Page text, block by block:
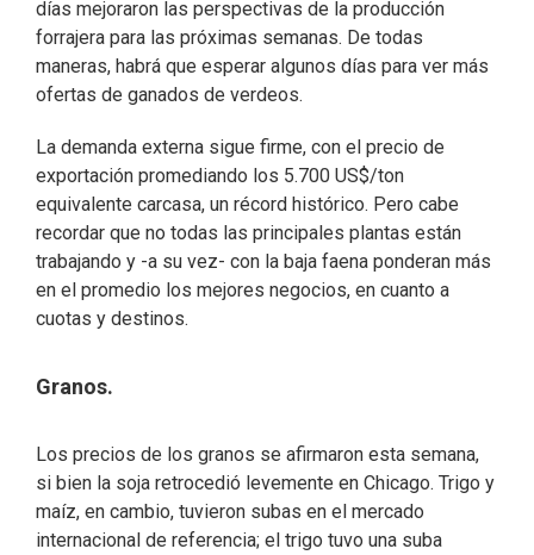
días mejoraron las perspectivas de la producción
forrajera para las próximas semanas. De todas
maneras, habrá que esperar algunos días para ver más
ofertas de ganados de verdeos.
La demanda externa sigue firme, con el precio de
exportación promediando los 5.700 US$/ton
equivalente carcasa, un récord histórico. Pero cabe
recordar que no todas las principales plantas están
trabajando y -a su vez- con la baja faena ponderan más
en el promedio los mejores negocios, en cuanto a
cuotas y destinos.
Granos.
Los precios de los granos se afirmaron esta semana,
si bien la soja retrocedió levemente en Chicago. Trigo y
maíz, en cambio, tuvieron subas en el mercado
internacional de referencia; el trigo tuvo una suba